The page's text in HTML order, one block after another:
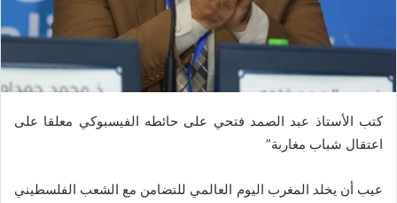
كتب الأستاذ عبد الصمد فتحي على حائطه الفيسبوكي معلقا على
اعتقال شباب مغاربة”
عيب أن يخلد المغرب اليوم العالمي للتضامن مع الشعب الفلسطيني